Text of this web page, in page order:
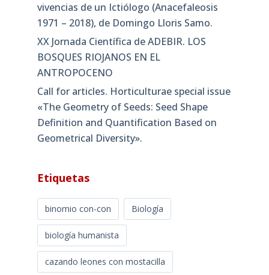
vivencias de un Ictiólogo (Anacefaleosis
1971 – 2018), de Domingo Lloris Samo.
XX Jornada Científica de ADEBIR. LOS
BOSQUES RIOJANOS EN EL
ANTROPOCENO
Call for articles. Horticulturae special issue
«The Geometry of Seeds: Seed Shape
Definition and Quantification Based on
Geometrical Diversity»​.
Etiquetas
binomio con-con Biología
biología humanista
cazando leones con mostacilla